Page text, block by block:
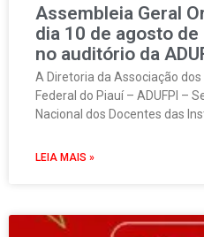
Assembleia Geral
dia 10 de agosto
no auditório da
A Diretoria da Associação
Federal do Piauí – ADUFPI –
Nacional dos Docentes das
LEIA MAIS »